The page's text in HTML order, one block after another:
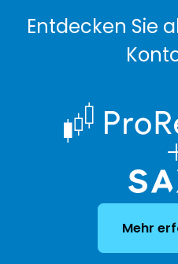
Entdecken Sie
Mehr